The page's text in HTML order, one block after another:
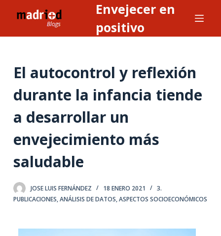
l
n
e
d
Envejecer en
positivo
El autocontrol y reflexión
durante la infancia tiende
a desarrollar un
envejecimiento más
saludable
JOSE LUIS FERNÁNDEZ 18 ENERO 2021
3.
PUBLICACIONES,ANÁLISIS DE DATOS,ASPECTOS SOCIOECONÓMICOS